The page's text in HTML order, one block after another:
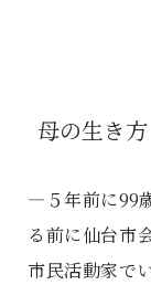
母の生き
―５年前に99
る前に仙台市
市民活動家で